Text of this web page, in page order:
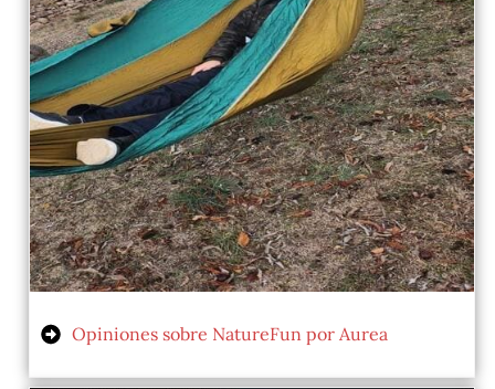
Opiniones sobre NatureFun por Aurea